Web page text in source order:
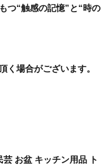
つ“触感の記憶”と“時の
場合がございます。
お盆 キッチン用品 ト